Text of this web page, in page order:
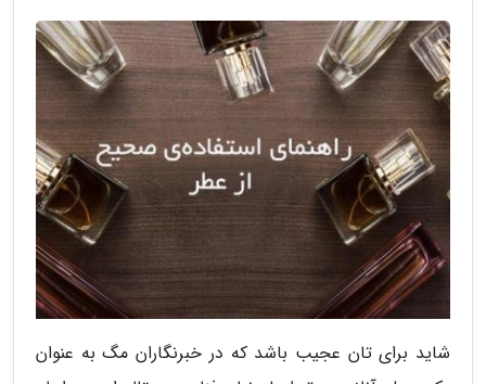
شاید برای تان عجیب باشد که در خبرنگاران مگ به عنوان